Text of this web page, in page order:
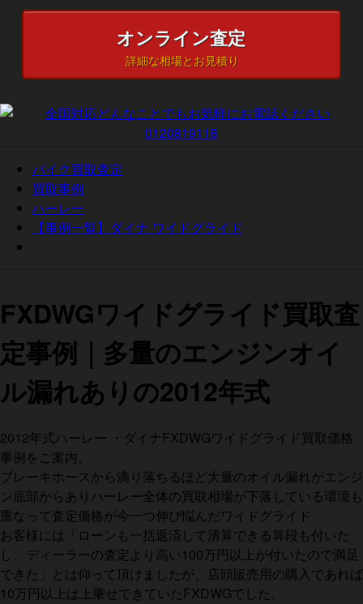
オンライン査定
詳細な相場とお見積り
バイク買取査定
買取事例
ハーレー
【事例一覧】ダイナ ワイドグライド
FXDWGワイドグライド買取査
定事例｜多量のエンジンオイ
ル漏れありの2012年式
2012年式ハーレー ・ダイナFXDWGワイドグライド買取価格
事例をご案内。
ブレーキホースから滴り落ちるほど大量のオイル漏れがエンジ
ン底部からありハーレー全体の買取相場が下落している環境も
重なって査定価格が今一つ伸び悩んだワイドグライド
お客様には「ローンも一括返済して清算できる算段も付いた
し、ディーラーの査定より高い100万円以上が付いたので満足
できた」とは仰って頂けましたが、店頭販売用の購入であれば
10万円以上は上乗せできていたFXDWGでした。